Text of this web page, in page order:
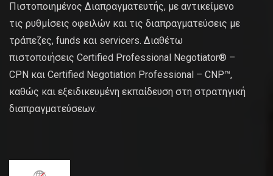
Πιστοποιημένος Διαπραγματευτής, με αντικείμενο
τις ρυθμίσεις οφειλών και τις διαπραγματεύσεις με
τράπεζες, funds και servicers. Διαθέτω
πιστοποιήσεις Certified Professional Negotiator® –
CPN και Certified Negotiation Professional – CNP™,
καθώς και εξειδικευμένη εκπαίδευση στη στρατηγική
διαπραγματεύσεων.